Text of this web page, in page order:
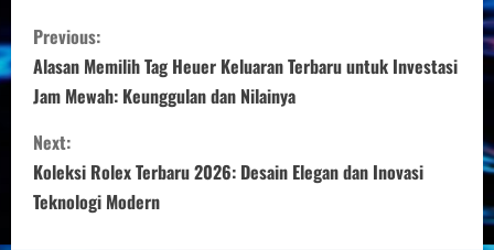
C
o
n
t
i
Previous:
Alasan Memilih Tag Heuer Keluaran Terbaru untuk Investasi
Jam Mewah: Keunggulan dan Nilainya
Next:
Koleksi Rolex Terbaru 2026: Desain Elegan dan Inovasi
Teknologi Modern